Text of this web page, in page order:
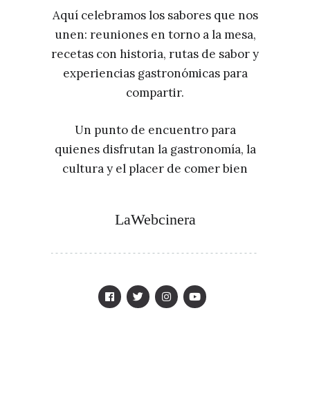
Aquí celebramos los sabores que nos
unen: reuniones en torno a la mesa,
recetas con historia, rutas de sabor y
experiencias gastronómicas para
compartir.
Un punto de encuentro para
quienes disfrutan la gastronomía, la
cultura y el placer de comer bien
LaWebcinera